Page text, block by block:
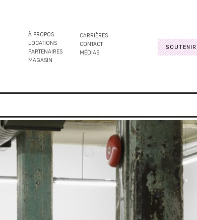
À PROPOS
LOCATIONS
PARTENAIRES
MAGASIN
CARRIÈRES
CONTACT
MÉDIAS
SOUTENIR